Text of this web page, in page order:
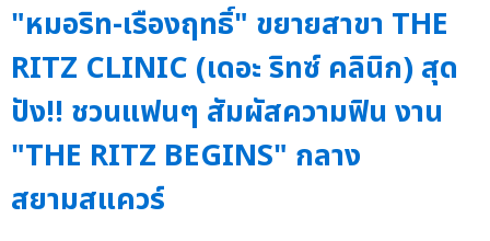
"หมอริท-เรืองฤทธิ์" ขยายสาขา THE
RITZ CLINIC (เดอะ ริทซ์ คลินิก) สุด
ปัง!! ชวนแฟนๆ สัมผัสความฟิน งาน
"THE RITZ BEGINS" กลาง
สยามสแควร์